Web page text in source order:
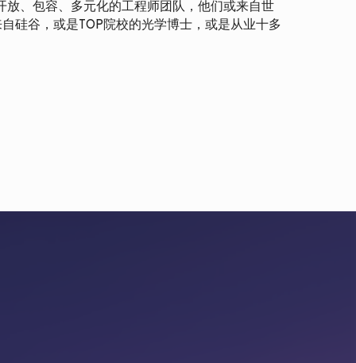
放、包容、多元化的工程师团队，他们或来自世
硅谷，或是TOP院校的光学博士，或是从业十多